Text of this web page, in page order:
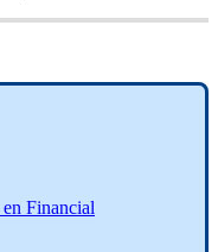
en Financial